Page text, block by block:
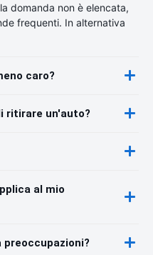
domanda non è elencata,
frequenti. In alternativa
caro?
ritirare un'auto?
al mio